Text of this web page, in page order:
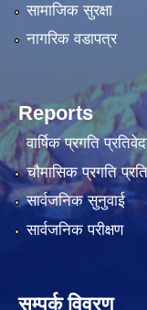
सामाजिक सुरक्षा
नागरिक वडापत्र
Reports
वार्षिक प्रगति
चौमासिक प्रगति
सार्वजनिक सुनुवाई
सार्वजनिक परीक्षण
सम्पर्क विवरण